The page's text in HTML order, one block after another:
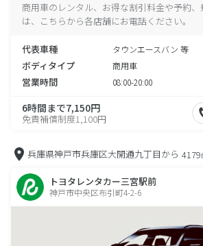
商用車のレンタル、お得な割引料金や予約
は、こちらから各店舗にお電話ください。
代表車種 タウンエースバン 等
ボディタイプ 商用車
営業時間 08:00-20:00
6時間まで7,150円
免責補償制度1,100円
兵庫県神戸市兵庫区大開通九丁目から
トヨタレンタカー三宮駅前
神戸市中央区布引町4-2-6